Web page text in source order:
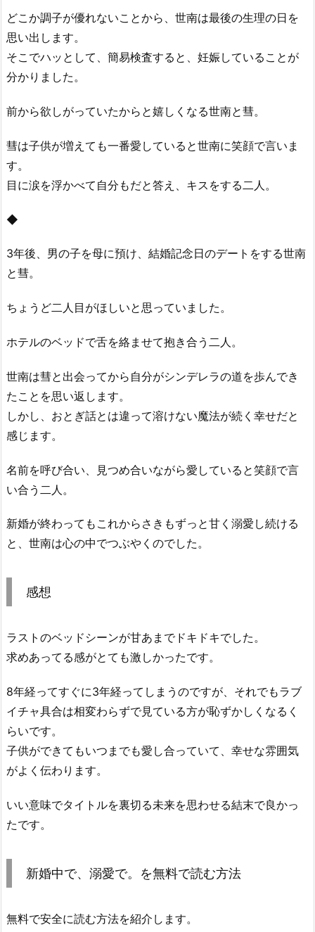
どこか調子が優れないことから、世南は最後の生理の日を
思い出します。
そこでハッとして、簡易検査すると、妊娠していることが
分かりました。
前から欲しがっていたからと嬉しくなる世南と彗。
彗は子供が増えても一番愛していると世南に笑顔で言いま
す。
目に涙を浮かべて自分もだと答え、キスをする二人。
◆
3年後、男の子を母に預け、結婚記念日のデートをする世南
と彗。
ちょうど二人目がほしいと思っていました。
ホテルのベッドで舌を絡ませて抱き合う二人。
世南は彗と出会ってから自分がシンデレラの道を歩んでき
たことを思い返します。
しかし、おとぎ話とは違って溶けない魔法が続く幸せだと
感じます。
名前を呼び合い、見つめ合いながら愛していると笑顔で言
い合う二人。
新婚が終わってもこれからさきもずっと甘く溺愛し続ける
と、世南は心の中でつぶやくのでした。
感想
ラストのベッドシーンが甘あまでドキドキでした。
求めあってる感がとても激しかったです。
8年経ってすぐに3年経ってしまうのですが、それでもラブ
イチャ具合は相変わらずで見ている方が恥ずかしくなるく
らいです。
子供ができてもいつまでも愛し合っていて、幸せな雰囲気
がよく伝わります。
いい意味でタイトルを裏切る未来を思わせる結末で良かっ
たです。
新婚中で、溺愛で。を無料で読む方法
無料で安全に読む方法を紹介します。